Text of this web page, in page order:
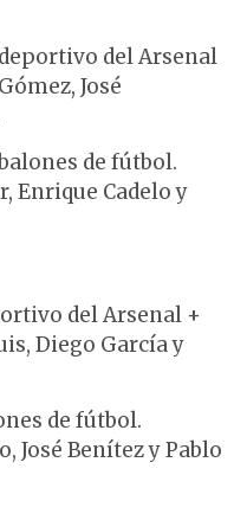
del Arsenal
José
de fútbol.
Enrique Cadelo y
del Arsenal +
Diego García y
de fútbol.
José Benítez y Pablo